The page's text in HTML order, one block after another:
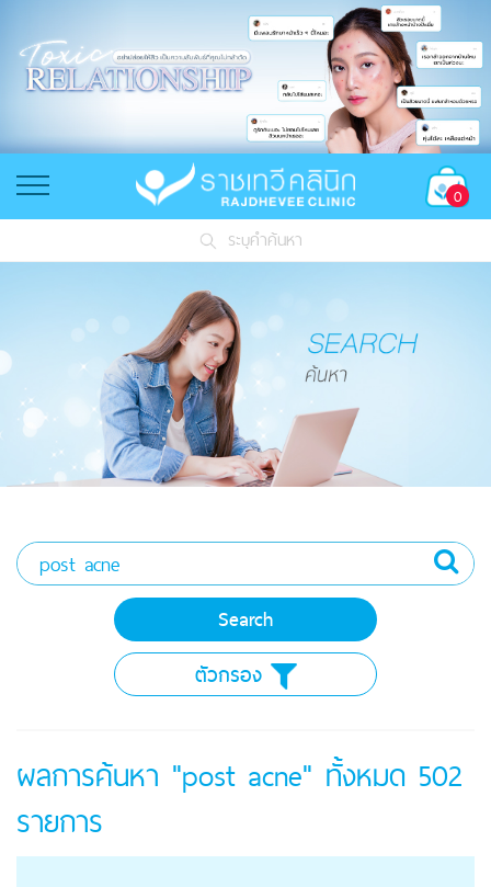
0
ระบุคำค้นหา
ตัวกรอง
ผลการค้นหา "post acne" ทั้งหมด 502
รายการ